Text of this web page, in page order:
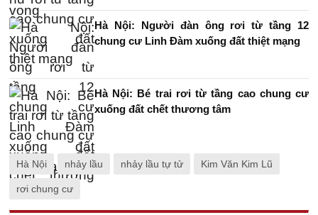
Hà Nội: Người đàn ông rơi từ tầng 12
chung cư Linh Đàm xuống đất thiệt mạng
Hà Nội: Bé trai rơi từ tầng cao chung cư
xuống đất chết thương tâm
Hà Nội nhảy lầu nhảy lầu tự tử Kim Văn Kim Lũ
rơi chung cư